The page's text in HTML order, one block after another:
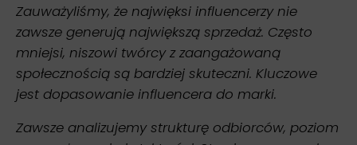
Zauważyliśmy, że najwięksi influencerzy nie
zawsze generują największą sprzedaż. Często
mniejsi, niszowi twórcy z zaangażowaną
społecznością są bardziej skuteczni. Kluczowe
jest dopasowanie influencera do marki.
Zawsze analizujemy strukturę odbiorców, poziom